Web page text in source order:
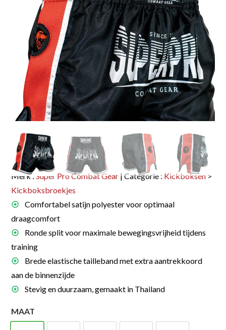
Merk :Super Pro Combat Gear | Categorie : Kickboksen >
Kickboksbroekjes
Comfortabel satijn polyester voor optimaal
draagcomfort
Ronde split voor maximale bewegingsvrijheid tijdens
training
Brede elastische tailleband met extra aantrekkoord
aan de binnenzijde
Stevig en duurzaam, gemaakt in Thailand
MAAT